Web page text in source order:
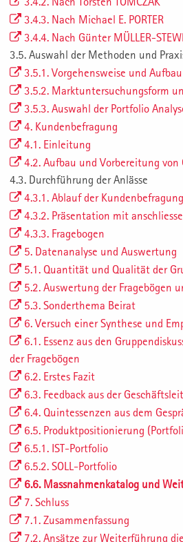
3.4.3. Nach Michael E. PORTER
3.4.4. Nach Günter MÜLLER-
3.5. Auswahl der Methoden und
3.5.1. Vorgehensweise und
3.5.2. Marktuntersuchungsform
3.5.3. Auswahl der Portfolio
4. Kundenbefragung
4.1. Einleitung
4.2. Aufbau und Vorbereitung von
4.3. Durchführung der Anlässe
4.3.1. Ablauf der Kundenbefragung
4.3.2. Präsentation mit
4.3.3. Fragebogen
5. Datenanalyse und Auswertung
5.1. Quantität und Qualität der
5.2. Auswertung der Fragebögen
5.3. Sonderthema Beirat
6. Versuch einer Synthese und
6.1. Essenz aus den
der Fragebögen
6.2. Erstes Fazit
6.3. Feedback aus der
6.4. Quintessenzen aus dem
6.5. Produktpositionierung
6.5.1. IST-Portfolio
6.5.2. SOLL-Portfolio
6.6. Massnahmenkatalog und
7. Schluss
7.1. Zusammenfassung
7.2. Ansätze zur Weiterführung